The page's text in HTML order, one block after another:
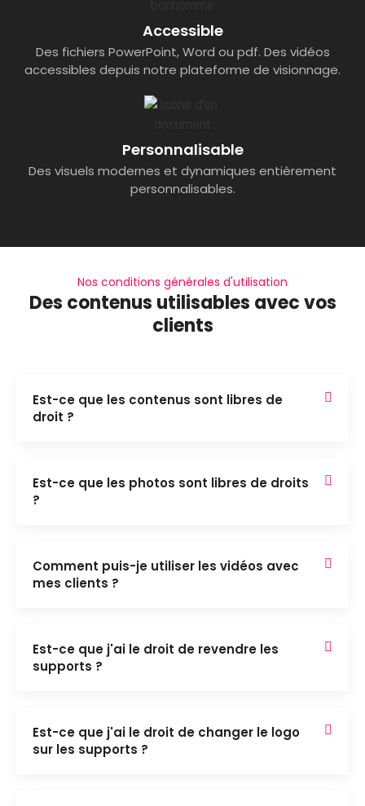
Accessible
Des fichiers PowerPoint, Word ou pdf. Des vidéos
accessibles depuis notre plateforme de visionnage.
Personnalisable
Des visuels modernes et dynamiques entièrement
personnalisables.
Nos conditions générales d'utilisation
Des contenus utilisables avec vos
clients
Est-ce que les contenus sont libres de
droit ?
Est-ce que les photos sont libres de droits
?
Comment puis-je utiliser les vidéos avec
mes clients ?
Est-ce que j'ai le droit de revendre les
supports ?
Est-ce que j'ai le droit de changer le logo
sur les supports ?